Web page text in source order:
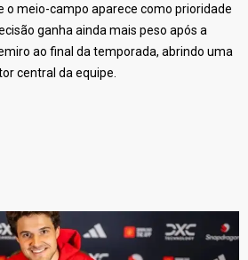
o meio-campo aparece como prioridade
ganha ainda mais peso após a
ao final da temporada, abrindo uma
central da equipe.